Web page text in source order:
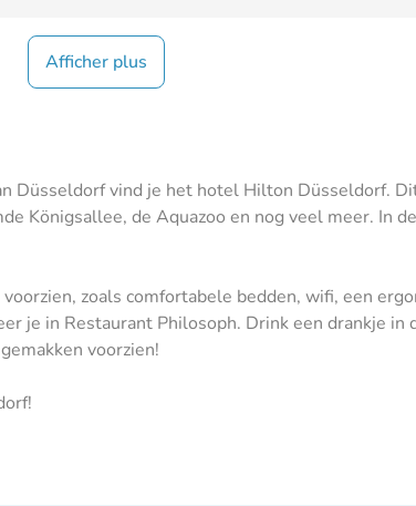
Afficher plus
Düsseldorf vind je het hotel Hilton Düsseldorf.
Königsallee, de Aquazoo en nog veel meer. In
zoals comfortabele bedden, wifi, een
je in Restaurant Philosoph. Drink een drankje
voorzien!